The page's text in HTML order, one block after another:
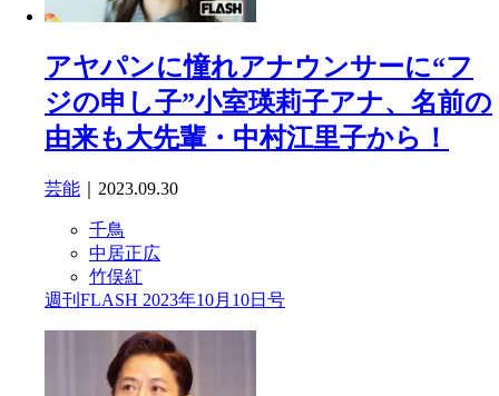
アヤパンに憧れアナウンサーに“フ
ジの申し子”小室瑛莉子アナ、名前の
由来も大先輩・中村江里子から！
芸能 ｜2023.09.30
千鳥
中居正広
竹俣紅
週刊FLASH 2023年10月10日号